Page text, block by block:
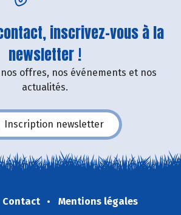
inscrivez-vous à la
newsletter !
offres, nos événements et nos
actualités.
Inscription newsletter
Contact
Mentions légales